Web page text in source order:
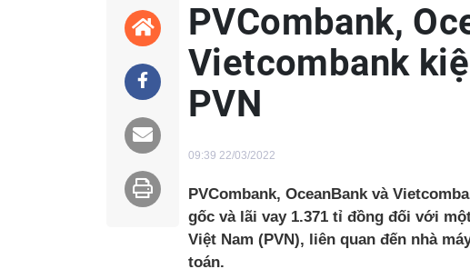
PVCombank,
Vietcombank
PVN
09:39 22/03/2022
PVCombank, OceanBank và
gốc và lãi vay 1.371 tỉ đồng đối với
Việt Nam (PVN), liên quan đến nhà
toán.